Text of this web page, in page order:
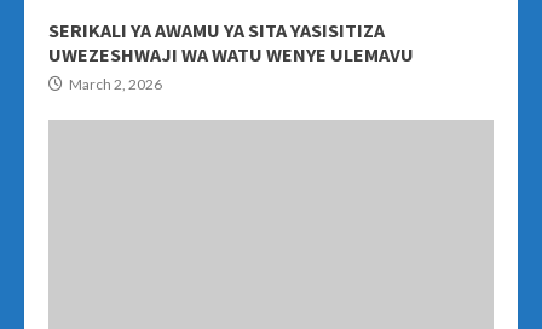
SERIKALI YA AWAMU YA SITA YASISITIZA
UWEZESHWAJI WA WATU WENYE ULEMAVU
March 2, 2026